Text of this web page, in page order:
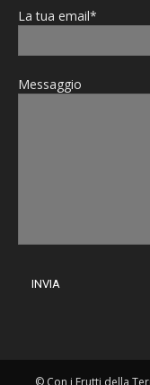
La tua email*
Messaggio
© Con i Frutti della